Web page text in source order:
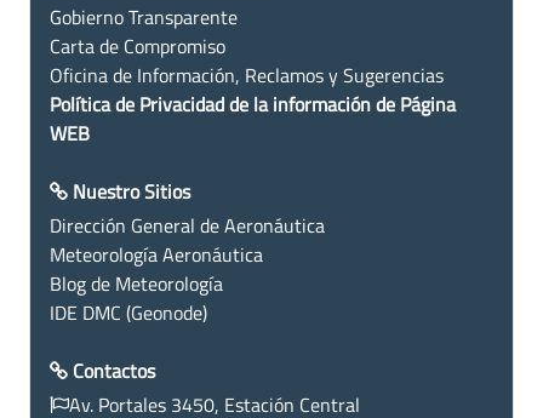
Gobierno Transparente
Carta de Compromiso
Oficina de Información, Reclamos y Sugerencias
Política de Privacidad de la información de Página
WEB
Nuestro Sitios
Dirección General de Aeronáutica
Meteorología Aeronáutica
Blog de Meteorología
IDE DMC (Geonode)
Contactos
Av. Portales 3450, Estación Central